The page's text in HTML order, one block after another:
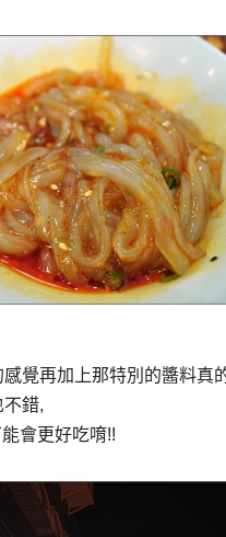
覺再加上那特別的醬料真
錯,
會更好吃唷!!